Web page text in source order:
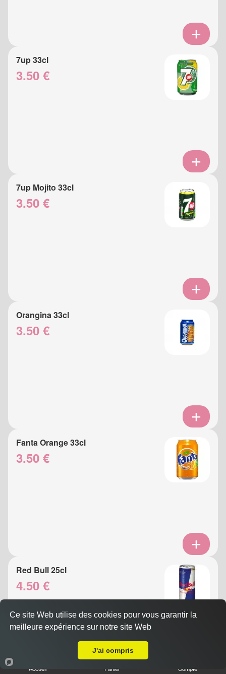
7up 33cl
3.50 €
7up Mojito 33cl
3.50 €
Orangina 33cl
3.50 €
Fanta Orange 33cl
3.50 €
Red Bull 25cl
4.50 €
Accueil Panier Compte
Ce site Web utilise des cookies pour vous garantir la
meilleure expérience sur notre site Web
J'ai compris